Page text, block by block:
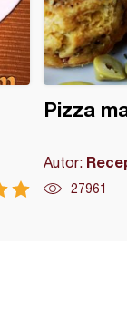
Pizza
Autor:
27961